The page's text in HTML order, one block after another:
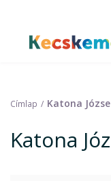
tartalomra
Címlap Katona
Katona